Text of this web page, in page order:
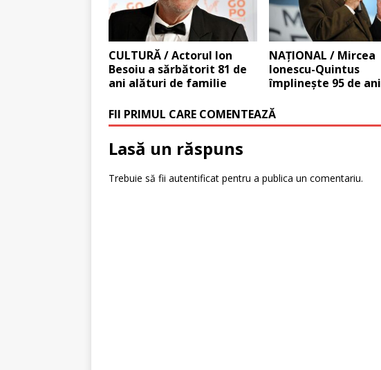
CULTURĂ / Actorul Ion
Besoiu a sărbătorit 81 de
ani alături de familie
NAŢIONAL / Mircea
Ionescu-Quintus
împlineşte 95 de ani
FII PRIMUL CARE COMENTEAZĂ
Lasă un răspuns
Trebuie să fii autentificat pentru a publica un comentariu.